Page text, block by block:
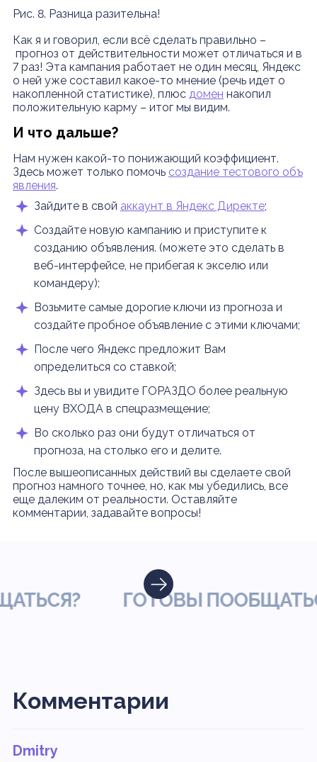
Рис. 8. Разница разительна!
Как я и говорил, если всё сделать правильно –
прогноз от действительности может отличаться и в
7 раз! Эта кампания работает не один месяц, Яндекс
о ней уже составил какое-то мнение (речь идет о
накопленной статистике), плюс домен накопил
положительную карму – итог мы видим.
И что дальше?
Нам нужен какой-то понижающий коэффициент.
Здесь может только помочь создание тестового объ
явления.
Зайдите в свой аккаунт в Яндекс Директе;
Создайте новую кампанию и приступите к
созданию объявления. (можете это сделать в
веб-интерфейсе, не прибегая к экселю или
командеру);
Возьмите самые дорогие ключи из прогноза и
создайте пробное объявление с этими ключами;
После чего Яндекс предложит Вам
определиться со ставкой;
Здесь вы и увидите ГОРАЗДО более реальную
цену ВХОДА в спецразмещение;
Во сколько раз они будут отличаться от
прогноза, на столько его и делите.
После вышеописанных действий вы сделаете свой
прогноз намного точнее, но, как мы убедились, все
еще далеким от реальности. Оставляйте
комментарии, задавайте вопросы!
ГОТОВЫ ПООБЩАТЬСЯ?
Комментарии
Dmitry